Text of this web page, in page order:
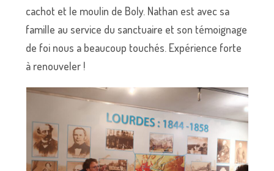
cachot et le moulin de Boly. Nathan est avec sa
famille au service du sanctuaire et son témoignage
de foi nous a beaucoup touchés. Expérience forte
à renouveler !